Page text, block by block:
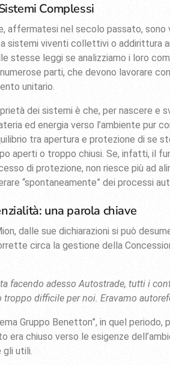
Complessi
affermatesi nel secolo passato, sono
sistemi viventi collettivi o addirittura
stesse leggi se analizziamo i loro
parti, che devono lavorare
unitario.
dei sistemi è che, per nascere e
ed energia verso l’ambiente pur
tra apertura e protezione di se
aperti o troppo chiusi. Se, infatti, il
di protezione, non riesce più ad
“spontaneamente” dei processi
una parola chiave
dalle sue dichiarazioni si può
circa la gestione della
facendo adesso Autostrade, tutti i
troppo difficile per noi. Eravamo
Gruppo Benetton”, in quel
era chiuso verso le esigenze
gli utili.